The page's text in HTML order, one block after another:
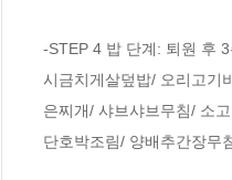
-STEP 4 밥 단계: 퇴원 후
시금치게살덮밥/ 오리고기
은찌개/ 샤브샤브무침/ 소
단호박조림/ 양배추간장무